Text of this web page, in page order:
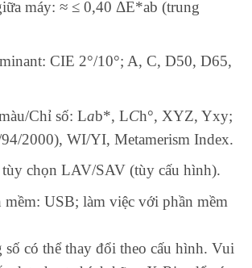
máy: ≈ ≤ 0,40 ΔE*ab (trung
CIE 2°/10°; A, C, D50, D65,
Chỉ số: Lab*, LCh°, XYZ, Yxy;
2000), WI/YI, Metamerism Index.
chọn LAV/SAV (tùy cấu hình).
mềm: USB; làm việc với phần mềm
có thể thay đổi theo cấu hình. Vui